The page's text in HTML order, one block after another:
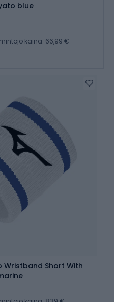
blue
kaina: 66,99 €
Wristband Short With